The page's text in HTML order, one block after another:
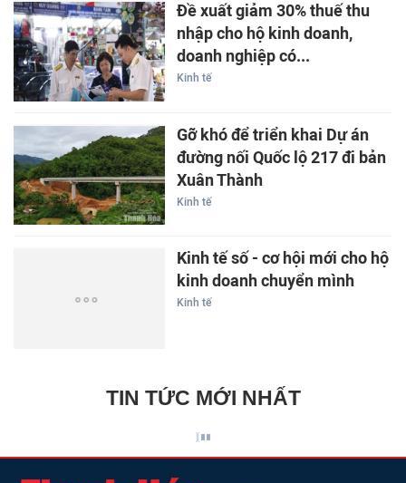
Đề xuất giảm 30% thuế thu
nhập cho hộ kinh doanh,
doanh nghiệp có...
Kinh tế
Gỡ khó để triển khai Dự án
đường nối Quốc lộ 217 đi bản
Xuân Thành
Kinh tế
Kinh tế số - cơ hội mới cho hộ
kinh doanh chuyển mình
Kinh tế
TIN TỨC MỚI NHẤT